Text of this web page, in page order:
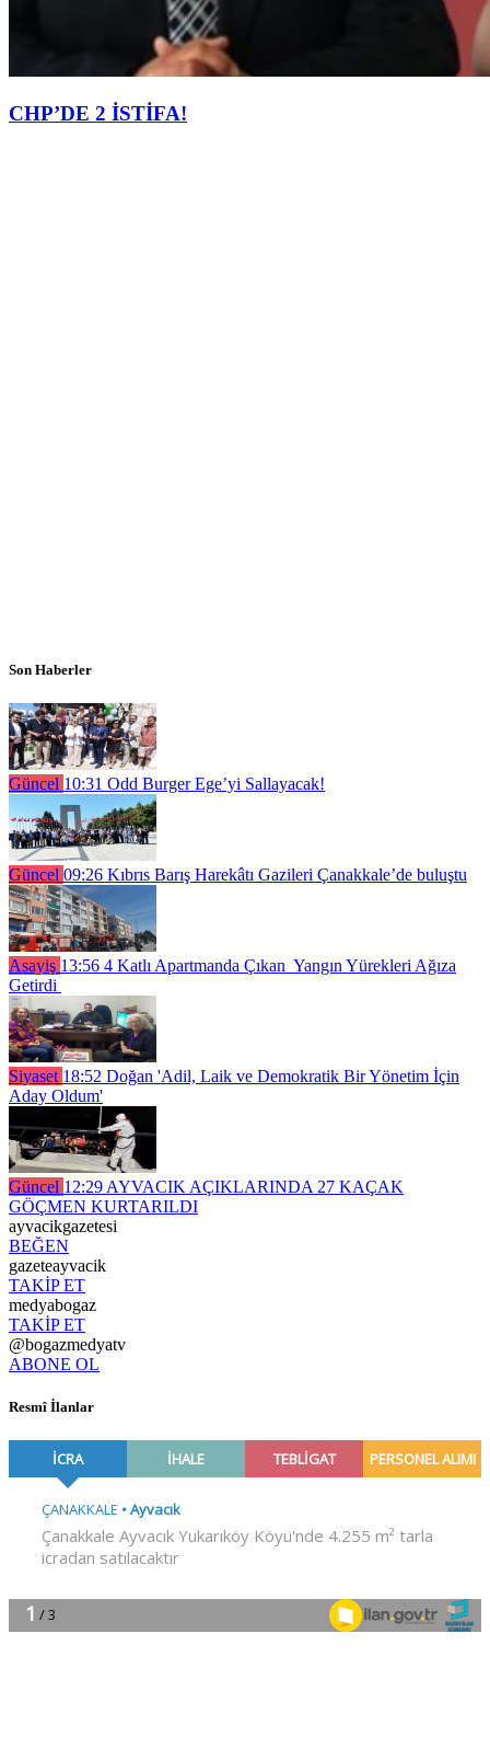
CHP’DE 2 İSTİFA!
Son Haberler
Güncel 10:31 Odd Burger Ege’yi Sallayacak!
Güncel 09:26 Kıbrıs Barış Harekâtı Gazileri Çanakkale’de buluştu
Asayiş 13:56 4 Katlı Apartmanda Çıkan Yangın Yürekleri Ağıza
Getirdi
Siyaset 18:52 Doğan 'Adil, Laik ve Demokratik Bir Yönetim İçin
Aday Oldum'
Güncel 12:29 AYVACIK AÇIKLARINDA 27 KAÇAK
GÖÇMEN KURTARILDI
ayvacikgazetesi
BEĞEN
gazeteayvacik
TAKİP ET
medyabogaz
TAKİP ET
@bogazmedyatv
ABONE OL
Resmî İlanlar